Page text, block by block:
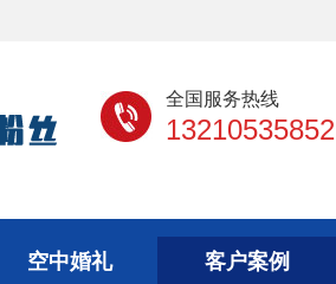
全国服务热线
13210535852
空中婚礼 客户案例